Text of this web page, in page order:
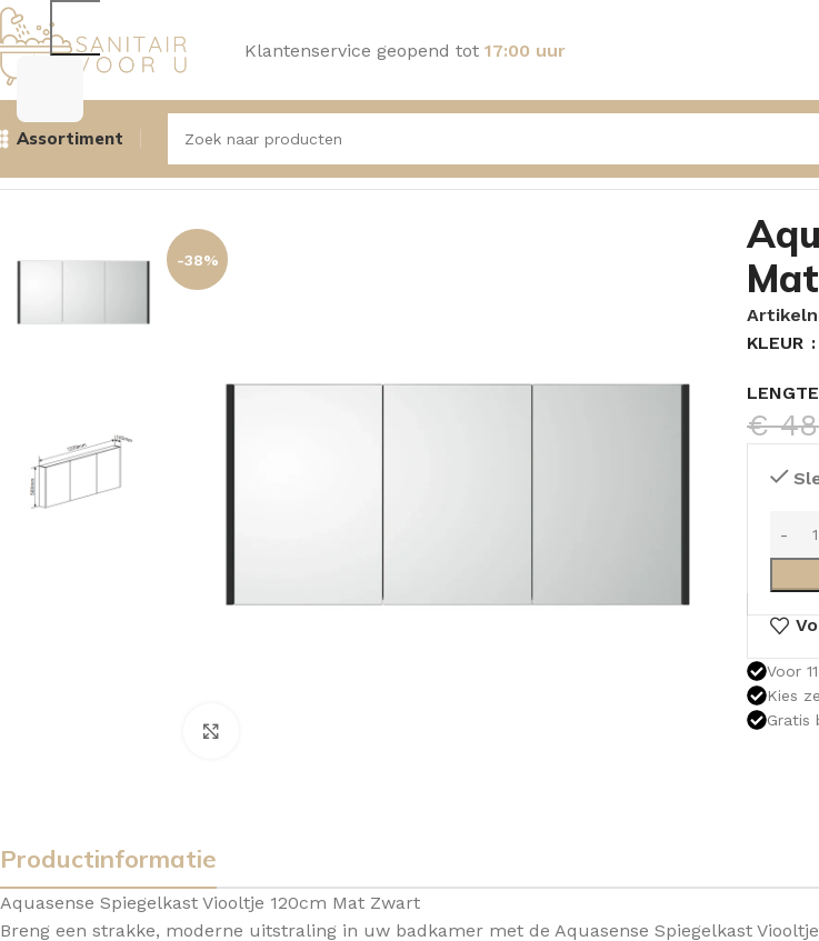
Klantenservice geopend tot 17:00 uur
Assortiment
Badmeubelen Spiegelkasten Aquasense Spiegelkast Viooltje 120cm Mat Zwart
-38%
KLEUR
LENGTE
€
Voor
Kies
Gratis
Productinformatie
Aquasense Spiegelkast Viooltje 120cm Mat Zwart
Breng een strakke, moderne uitstraling in uw badkamer met de Aquasense Spiegelkast